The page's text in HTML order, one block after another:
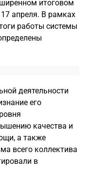
итоговом
апреля. В рамках
работы системы
деятельности
его
качества и
а также
всего коллектива
в